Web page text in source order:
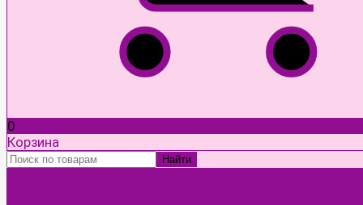
0
Корзина
Найти